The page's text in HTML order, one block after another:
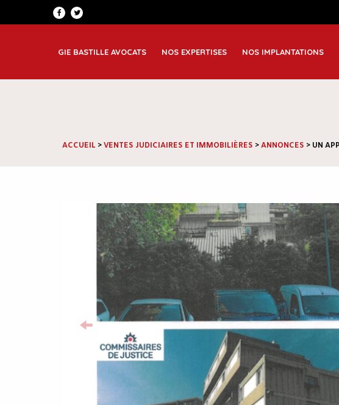
GIE BASTILLE AVOCATS NOS EXPERTISES NOS IMPLANTATIONS
ACCUEIL >VENTES JUDICIAIRES ET IMMOBILIÈRES >ANNONCES > UN